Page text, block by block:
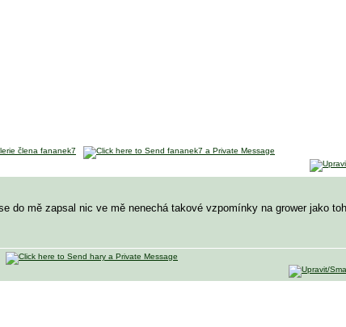
do mě zapsal nic ve mě nenechá takové vzpomínky na grower jako